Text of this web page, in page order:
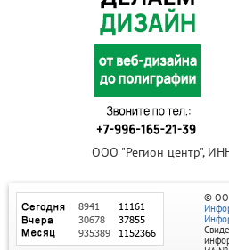
ООО "Регион центр",
©